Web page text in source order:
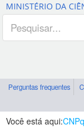
MINISTÉRIO DA
Perguntas frequentes
Você está aqui:CNPq